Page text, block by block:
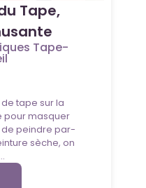
Tape,
Tape-
tape sur la
pour masquer
de peindre par-
sèche, on